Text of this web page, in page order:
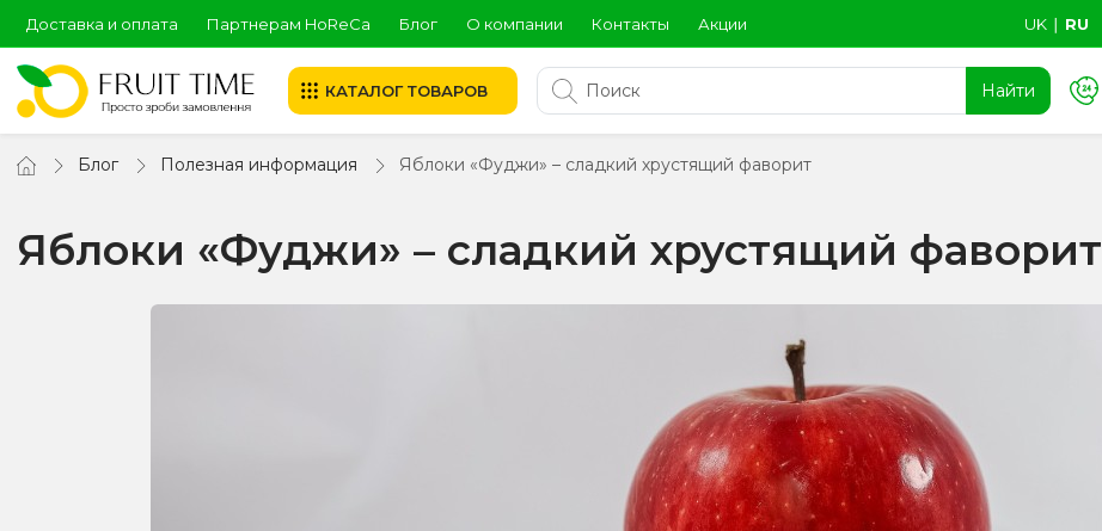
Доставка и оплата Партнерам HoReCa Блог О компании Контакты Акции UK ∣ RU
КАТАЛОГ ТОВАРОВ Найти
Блог Полезная информация Яблоки «Фуджи» – сладкий хрустящий фаворит
Яблоки «Фуджи» – сладкий хрустящий фаворит